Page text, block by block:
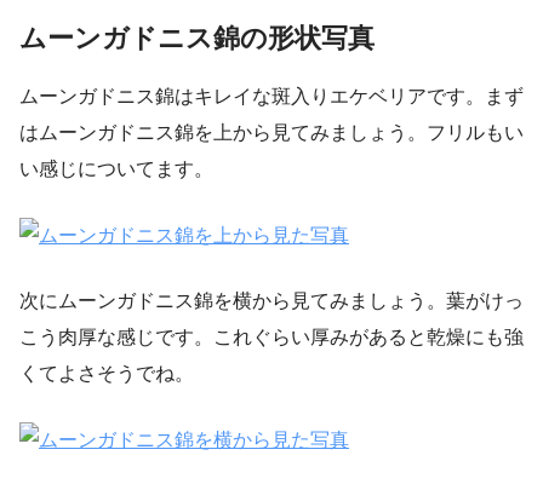
ムーンガドニス錦の形状写真
ムーンガドニス錦はキレイな斑入りエケベリアです。まず
はムーンガドニス錦を上から見てみましょう。フリルもい
い感じについてます。
次にムーンガドニス錦を横から見てみましょう。葉がけっ
こう肉厚な感じです。これぐらい厚みがあると乾燥にも強
くてよさそうでね。